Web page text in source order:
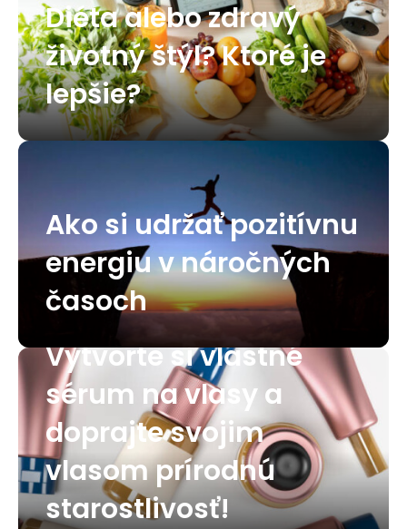
Diéta alebo zdravý
životný štýl? Ktoré je
lepšie?
Ako si udržať pozitívnu
energiu v náročných
časoch
Vytvorte si vlastné
sérum na vlasy a
doprajte svojim
vlasom prírodnú
starostlivosť!